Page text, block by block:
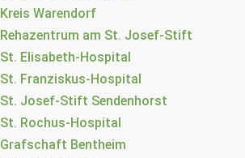
Kreis Warendorf
Rehazentrum am St. Josef-Stift
St. Elisabeth-Hospital
St. Franziskus-Hospital
St. Josef-Stift Sendenhorst
St. Rochus-Hospital
Grafschaft Bentheim